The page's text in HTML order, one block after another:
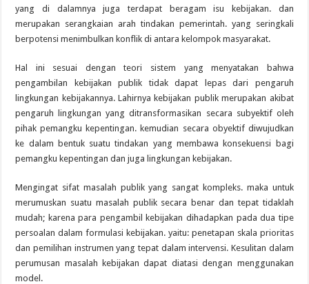
yang di dalamnya juga terdapat beragam isu kebijakan. dan
merupakan serangkaian arah tindakan pemerintah. yang seringkali
berpotensi menimbulkan konflik di antara kelompok masyarakat.
Hal ini sesuai dengan teori sistem yang menyatakan bahwa
pengambilan kebijakan publik tidak dapat lepas dari pengaruh
lingkungan kebijakannya. Lahirnya kebijakan publik merupakan akibat
pengaruh lingkungan yang ditransformasikan secara subyektif oleh
pihak pemangku kepentingan. kemudian secara obyektif diwujudkan
ke dalam bentuk suatu tindakan yang membawa konsekuensi bagi
pemangku kepentingan dan juga lingkungan kebijakan.
Mengingat sifat masalah publik yang sangat kompleks. maka untuk
merumuskan suatu masalah publik secara benar dan tepat tidaklah
mudah; karena para pengambil kebijakan dihadapkan pada dua tipe
persoalan dalam formulasi kebijakan. yaitu: penetapan skala prioritas
dan pemilihan instrumen yang tepat dalam intervensi. Kesulitan dalam
perumusan masalah kebijakan dapat diatasi dengan menggunakan
model.